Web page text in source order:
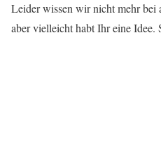
Leider wissen wir nicht mehr bei
aber vielleicht habt Ihr eine Idee.